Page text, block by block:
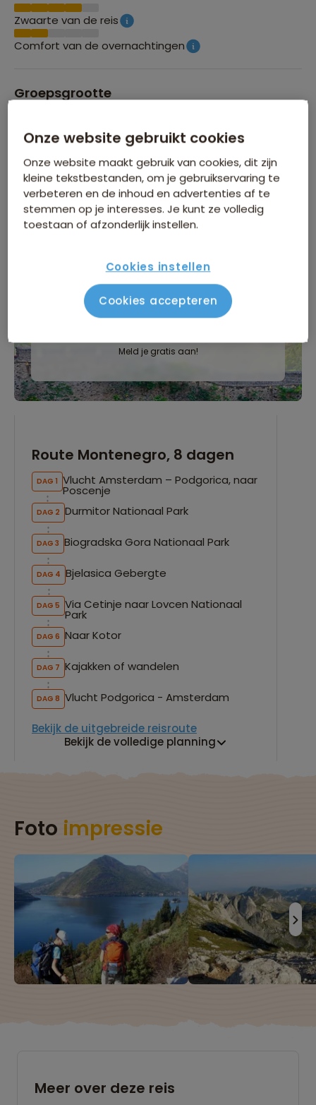
Zwaarte van de reis
Comfort van de overnachtingen
Groepsgrootte
INFORMATIEDAG
Zaterdag 5 september, Natlab in
Eindhoven
Meer informatie
Meld je gratis aan!
Route Montenegro, 8 dagen
DAG 1 Vlucht Amsterdam – Podgorica, naar
Poscenje
DAG 2 Durmitor Nationaal Park
DAG 3 Biogradska Gora Nationaal Park
DAG 4 Bjelasica Gebergte
DAG 5 Via Cetinje naar Lovcen Nationaal
Park
DAG 6 Naar Kotor
DAG 7 Kajakken of wandelen
DAG 8 Vlucht Podgorica - Amsterdam
Bekijk de uitgebreide reisroute
Bekijk de volledige planning
Foto impressie
Meer over deze reis
Onze website gebruikt cookies
Onze website maakt gebruik van cookies, dit zijn
kleine tekstbestanden, om je gebruikservaring te
verbeteren en de inhoud en advertenties af te
stemmen op je interesses. Je kunt ze volledig
toestaan of afzonderlijk instellen.
Cookies instellen
Cookies accepteren